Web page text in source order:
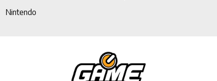
Nintendo